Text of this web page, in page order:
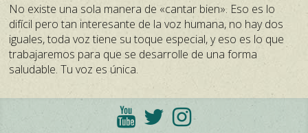
No existe una sola manera de «cantar bien». Eso es lo
difícil pero tan interesante de la voz humana, no hay dos
iguales, toda voz tiene su toque especial, y eso es lo que
trabajaremos para que se desarrolle de una forma
saludable. Tu voz es única.